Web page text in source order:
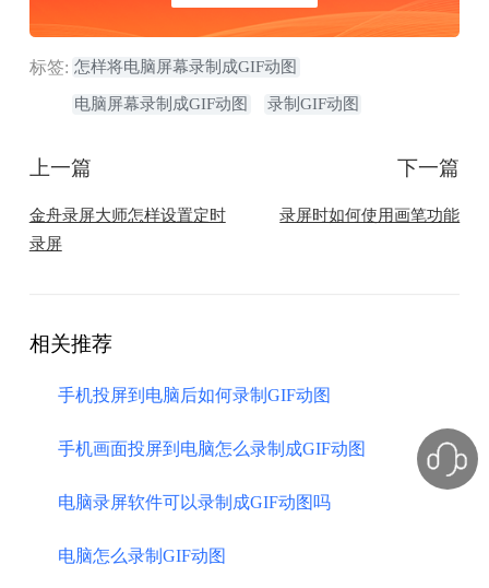
标签: 怎样将电脑屏幕录制成GIF动图
电脑屏幕录制成GIF动图 录制GIF动图
上一篇
金舟录屏大师怎样设置定时
录屏
下一篇
录屏时如何使用画笔功能
相关推荐
手机投屏到电脑后如何录制GIF动图
手机画面投屏到电脑怎么录制成GIF动图
电脑录屏软件可以录制成GIF动图吗
电脑怎么录制GIF动图